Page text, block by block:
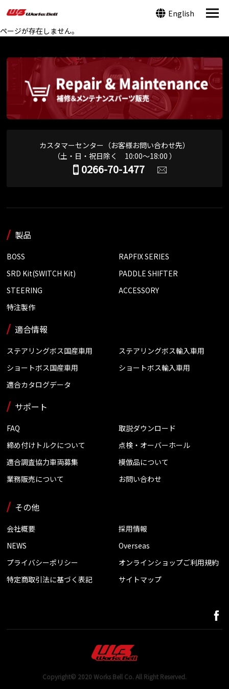
English
ページが存在しません。
カスタマーセンター（お客様お問い合わせ先）
（土・日・祝日除く 10:00～18:00 ）
0266-70-1477
製品
BOSS
RAPFIX SERIES
SRD Kit(SWITCH Kit)
PADDLE SHIFTER
STEERING
ACCESSORY
特注製作
適合情報
ステアリングボス国産車用
ステアリングボス輸入車用
ショートボス国産車用
ショートボス輸入車用
適合カタログデータ
サポート
FAQ
取説ダウンロード
締め付けトルクについて
点検・オーバーホール
適合調査協力車両募集
模倣品について
業務販売について
お問い合わせ
その他
会社概要
採用情報
NEWS
Overseas
プライバシーポリシー
オンラインショップご利用規約
特定商取引法に基づく表記
サイトマップ
Copyright© 2020 Works Bell Co. All Right Reserved.